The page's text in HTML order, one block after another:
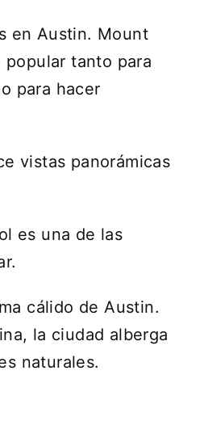
en Austin. Mount
tanto para
para hacer
vistas panorámicas
es una de las
cálido de Austin.
la ciudad alberga
naturales.